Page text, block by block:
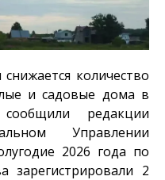
количество
и садовые дома в
редакции
Управлении
2026 года по
зарегистрировали 2